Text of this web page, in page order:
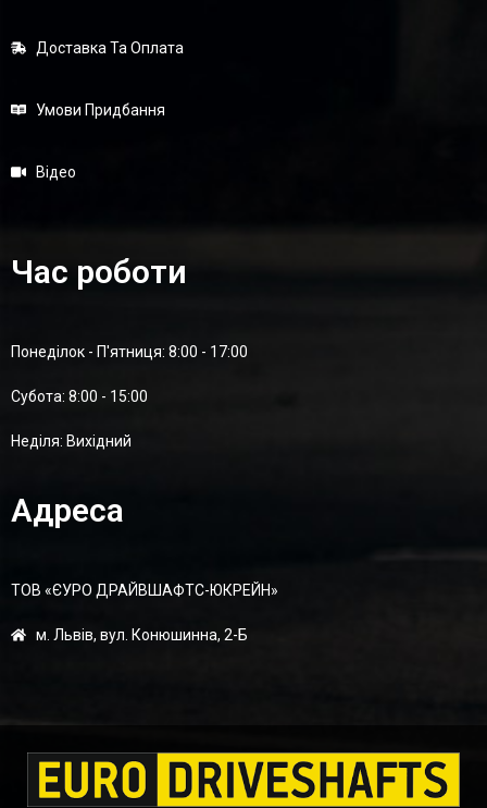
Доставка Та Оплата
Умови Придбання
Відео
Час роботи
Понеділок - П'ятниця: 8:00 - 17:00
Суботa: 8:00 - 15:00
Неділя: Вихідний
Адреса
ТОВ «ЄУРО ДРАЙВШАФТC-ЮКРЕЙН»
м. Львів, вул. Конюшинна, 2-Б